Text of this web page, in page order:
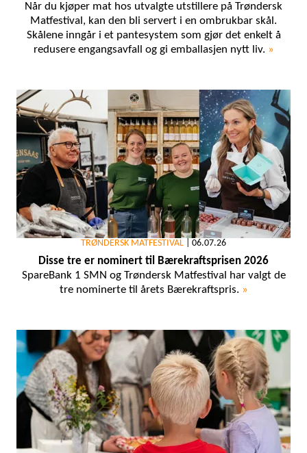
Når du kjøper mat hos utvalgte utstillere på Trøndersk
Matfestival, kan den bli servert i en ombrukbar skål.
Skålene inngår i et pantesystem som gjør det enkelt å
redusere engangsavfall og gi emballasjen nytt liv. »
TRØNDERSK MATFESTIVAL 06.07.26
Disse tre er nominert til Bærekraftsprisen 2026
SpareBank 1 SMN og Trøndersk Matfestival har valgt de
tre nominerte til årets Bærekraftspris. »